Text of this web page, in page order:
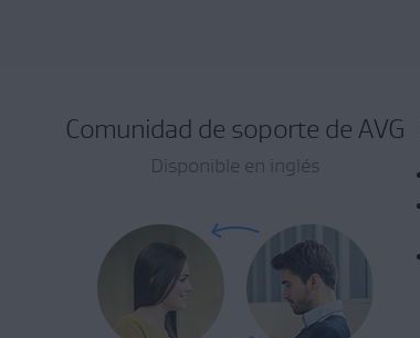
Comunidad de soporte de AVG
Disponible en inglés